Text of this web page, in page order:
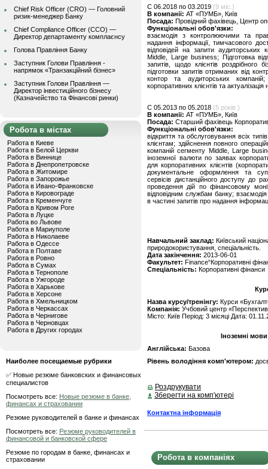
Chief Risk Officer (CRO) — Головний
ризик-менеджер Банку
Chief Compliance Officer (CCO) —
Директор департаменту комплаєнсу
Голова Правління Банку
Заступник Голови Правління -
напрямок «Транзакційний бізнес»
Заступник Голови Правління —
Директор інвестиційного бізнесу
(Казначейство та Фінансові ринки)
Робота в містах
Работа в Киеве
Работа в Белой Церкви
Работа в Виннице
Работа в Днепропетровске
Работа в Житомире
Работа в Запорожье
Работа в Ивано-Франковске
Работа в Кировограде
Работа в Кременчуге
Работа в Кривом Роге
Работа в Луцке
Работа во Львове
Работа в Мариуполе
Работа в Николаеве
Работа в Одессе
Работа в Полтаве
Работа в Ровно
Работа в Сумах
Работа в Тернополе
Работа в Ужгороде
Работа в Харькове
Работа в Херсоне
Работа в Хмельницком
Работа в Черкассах
Работа в Чернигове
Работа в Черновцах
Работа в Других городах
Наиболее посещаемые рубрики
✅ Новые резюме банковских и финансовых
специалистов
Посмотреть все: Новые резюме в банке,
финансах и страховании
Резюме руководителей в банке и финансах
Посмотреть все: Резюме руководителей в
финансовой и банковской сфере
Резюме по городам в банке, финансах и
страховании
C 06.2018 по 03.2019 (9 міс.)
В компанії: АТ «ПУМБ», Київ
Посада: Провідний фахівець, Центр
Функціональні обов'язки:
взаємодія з контролюючими та
надання інформації, тимчасового
відповідей на запити аудиторських
Middle, Large business; Підготовка
запитів, щодо клієнтів роздрібного
підготовки запитів отриманих від
контор та аудиторських
корпоративних клієнтів та
C 05.2013 по 05.2018 (5 років )
В компанії: АТ «ПУМБ», Київ
Посада: Старший фахівець
Функціональні обов'язки:
відкриття та обслуговування всіх
клієнтам; здійснення повного
компаній сегменту Middle, Large
іноземної валюти по заявах
для корпоративних клієнтів
документальне оформлення та
сервісів дистанційного доступу до
проведення дій по фінансовому
відповідним службам банку;
в частині запитів про надання
Навчальний заклад: Київський
природокористування, спеціальність.
Дата закінчення: 2013-06-01
Факультет: Finance“Корпоративні
Спеціальність: Корпоративні фінанси
Назва курсу/тренінгу: Курси
Компанія: Учбовий центр
Місто: Київ Період: 3 місяці Дата:
Іноземні
Англійська: Базова
Рівень володіння комп'ютером:
Роздрукувати
Зберегти на комп'ютері
Контактна інформація
Робота в компаніях